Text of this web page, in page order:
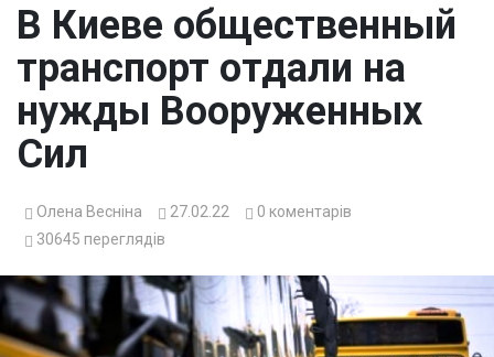
В Киеве общественный
транспорт отдали на
нужды Вооруженных
Сил
Олена Весніна 27.02.22 0 коментарів
30645 переглядів